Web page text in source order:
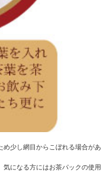
少し網目からこぼれる場合があ
気になる方にはお茶パックの使用